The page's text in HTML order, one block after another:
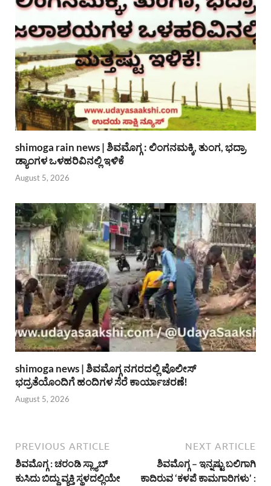
shimoga rain news | ಶಿವಮೊಗ್ಗ : ಲಿಂಗನಮಕ್ಕಿ, ತುಂಗ, ಭದ್ರಾ
ಡ್ಯಾಂಗಳ ಒಳಹರಿವಿನಲ್ಲಿ ಇಳಿಕೆ
August 5, 2026
shimoga news | ಶಿವಮೊಗ್ಗ ನಗರದಲ್ಲಿ ಪೊಲೀಸ್
ಭದ್ರತೆಯೊಂದಿಗೆ ಹಂದಿಗಳ ಸೆರೆ ಕಾರ್ಯಾಚರಣೆ!
August 5, 2026
PREVIOUS ARTICLE
ಶಿವಮೊಗ್ಗ : ಚರಂಡಿ ಸ್ಲ್ಯಾಬ್
ಕುಸಿದು ಬಿದ್ದು ವ್ಯಕ್ತಿ ಸ್ಥಳದಲ್ಲಿಯೇ
NEXT ARTICLE
ಶಿವಮೊಗ್ಗ – ಇನ್ನಷ್ಟು ಬಲಿಗಾಗಿ
ಕಾದಿರುವ ‘ಕಳಪೆ ಕಾಮಗಾರಿಗಳು’ :